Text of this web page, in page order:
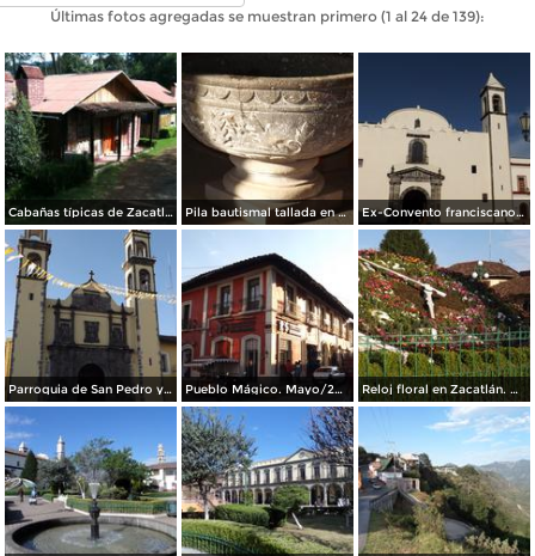
Últimas fotos agregadas se muestran primero (1 al 24 de 139):
Cabañas típicas de Zacatlán. Agosto/2015 Pila bautismal tallada en cantera siglo XVI. Mayo/2014 Ex-Convento franciscano del siglo XVI. Mayo/2014
Parroquia de San Pedro y San Pablo. Mayo/2014 Pueblo Mágico. Mayo/2014 Reloj floral en Zacatlán. Mayo/2014